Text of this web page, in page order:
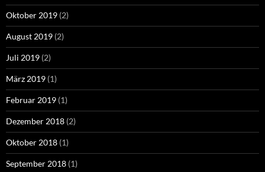
Oktober 2019 (2)
August 2019 (2)
Juli 2019 (2)
März 2019 (1)
Februar 2019 (1)
Dezember 2018 (2)
Oktober 2018 (1)
September 2018 (1)